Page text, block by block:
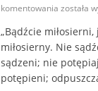
komentowania została
„Bądźcie
miłosierny. Nie
sądzeni; nie
potępieni;